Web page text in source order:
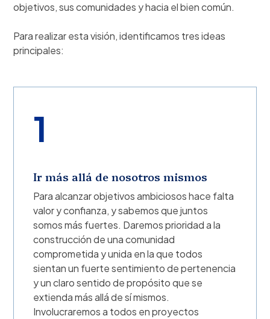
objetivos, sus comunidades y hacia el bien común.
Para realizar esta visión, identificamos tres ideas
principales:
1
Ir más allá de nosotros mismos
Para alcanzar objetivos ambiciosos hace falta
valor y confianza, y sabemos que juntos
somos más fuertes. Daremos prioridad a la
construcción de una comunidad
comprometida y unida en la que todos
sientan un fuerte sentimiento de pertenencia
y un claro sentido de propósito que se
extienda más allá de sí mismos.
Involucraremos a todos en proyectos